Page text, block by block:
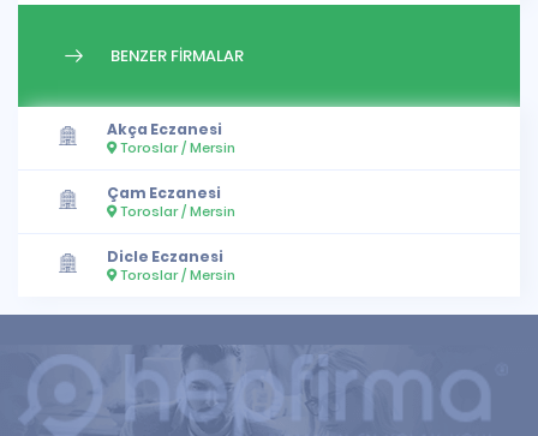
BENZER FİRMALAR
Akça Eczanesi
Toroslar / Mersin
Çam Eczanesi
Toroslar / Mersin
Dicle Eczanesi
Toroslar / Mersin